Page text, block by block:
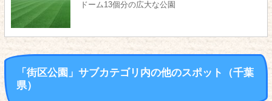
ドーム13個分の広大な公園
「街区公園」サブカテゴリ内の他のスポット（千葉
県）